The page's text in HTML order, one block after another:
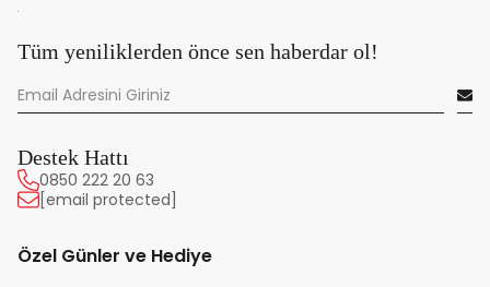
Tüm yeniliklerden önce sen haberdar ol!
Destek Hattı
0850 222 20 63
[email protected]
Özel Günler ve Hediye